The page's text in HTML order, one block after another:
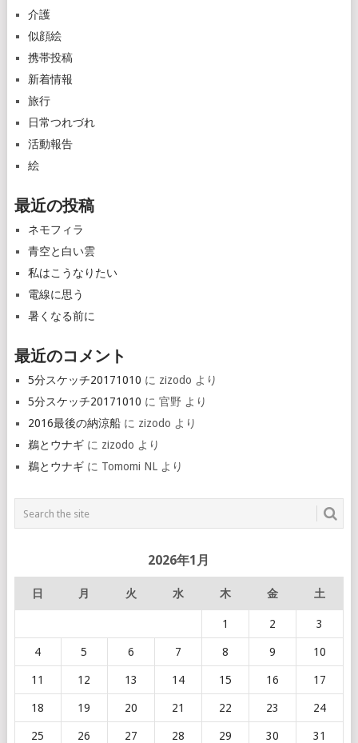
介護
似顔絵
携帯投稿
新着情報
旅行
日常つれづれ
活動報告
絵
最近の投稿
ネモフィラ
青空と白い雲
私はこうなりたい
電線に思う
暑くなる前に
最近のコメント
5分スケッチ20171010 に zizodo より
5分スケッチ20171010 に 官野 より
2016最後の納涼船に zizodo より
鵜とウナギに zizodo より
鵜とウナギに Tomomi NLより
2026年1月
日 月 火 水 木 金 土
1 2 3
4 5 6 7 8 9 10
11 12 13 14 15 16 17
18 19 20 21 22 23 24
25 26 27 28 29 30
31